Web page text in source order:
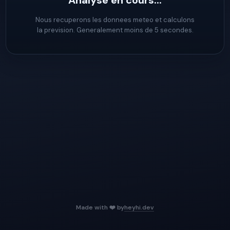
Nous recuperons les donnees meteo et calculons
la prevision. Generalement moins de 5 secondes.
Made with ❤️ byheyhi.dev